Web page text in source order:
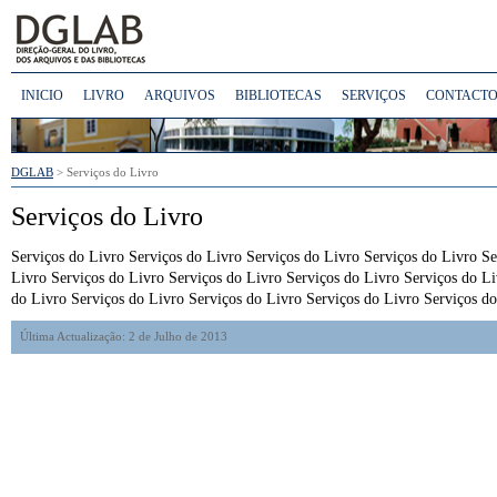
INICIO LIVRO ARQUIVOS BIBLIOTECAS SERVIÇOS
DGLAB > Serviços do Livro
Serviços do Livro
Serviços do Livro Serviços do Livro Serviços do Livro Serviços do Livro
Livro Serviços do Livro Serviços do Livro Serviços do Livro Serviços do
do Livro Serviços do Livro Serviços do Livro Serviços do Livro Serviços
Última Actualização: 2 de Julho de 2013